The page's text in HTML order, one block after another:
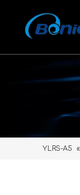
»
YLRS-A5